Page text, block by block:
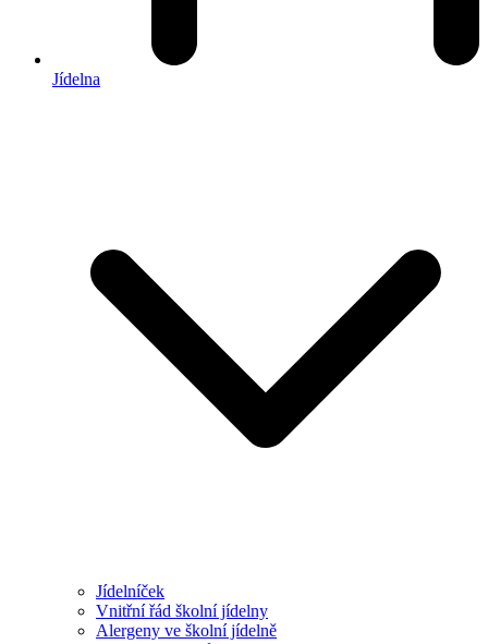
Jídelna
Jídelníček
Vnitřní řád školní jídelny
Alergeny ve školní jídelně